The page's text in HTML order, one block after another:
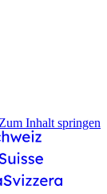
Zum Inhalt springen